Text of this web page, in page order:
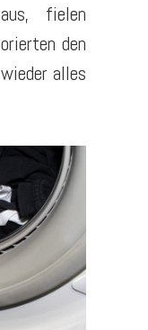
fielen
den
alles